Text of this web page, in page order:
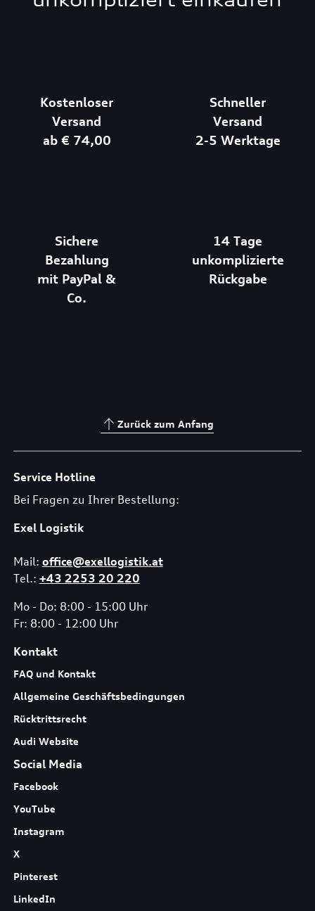
Kostenloser
Versand
ab € 74,00
Schneller
Versand
2-5 Werktage
Sichere
Bezahlung
mit PayPal &
Co.
14 Tage
unkomplizierte
Rückgabe
Zurück zum Anfang
Service Hotline
Bei Fragen zu Ihrer Bestellung:
Exel Logistik
Mail: office@exellogistik.at
Tel.: +43 2253 20 220
Mo - Do: 8:00 - 15:00 Uhr
Fr: 8:00 - 12:00 Uhr
Kontakt
FAQ und Kontakt
Allgemeine Geschäftsbedingungen
Rücktrittsrecht
Audi Website
Social Media
Facebook
YouTube
Instagram
X
Pinterest
LinkedIn